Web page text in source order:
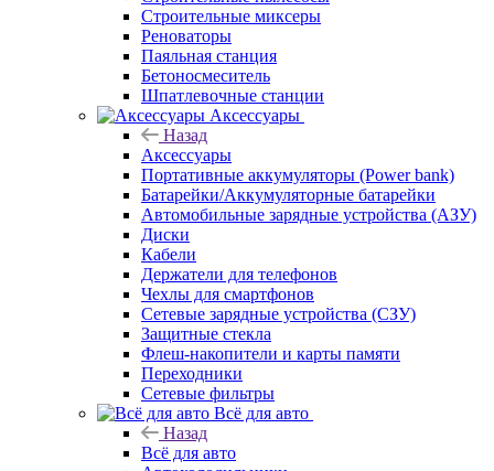
Строительные миксеры
Реноваторы
Паяльная станция
Бетоносмеситель
Шпатлевочные станции
Аксессуары
Назад
Аксессуары
Портативные аккумуляторы (Power bank)
Батарейки/Аккумуляторные батарейки
Автомобильные зарядные устройства (АЗУ)
Диски
Кабели
Держатели для телефонов
Чехлы для смартфонов
Сетевые зарядные устройства (СЗУ)
Защитные стекла
Флеш-накопители и карты памяти
Переходники
Сетевые фильтры
Всё для авто
Назад
Всё для авто